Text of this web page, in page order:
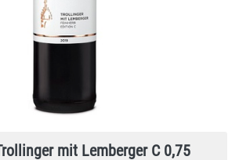
mit Lemberger C 0,75